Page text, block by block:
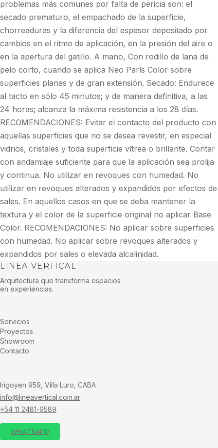
problemas más comunes por falta de pericia son: el
secado prematuro, el empachado de la superficie,
chorreaduras y la diferencia del espesor depositado por
cambios en el ritmo de aplicación, en la presión del aire o
en la apertura del gatillo. A mano, Con rodillo de lana de
pelo corto, cuando se aplica Neo París Color sobre
superficies planas y de gran extensión. Secado: Endurece
al tacto en sólo 45 minutos; y de manera definitiva, a las
24 horas; alcanza la máxima resistencia a los 28 días.
RECOMENDACIONES: Evitar el contacto del producto con
aquellas superficies que no se desea revestir, en especial
vidrios, cristales y toda superficie vítrea o brillante. Contar
con andamiaje suficiente para que la aplicación sea prolija
y continua. No utilizar en revoques con humedad. No
utilizar en revoques alterados y expandidos por efectos de
sales. En aquellos casos en que se deba mantener la
textura y el color de la superficie original no aplicar Base
Color. RECOMENDACIONES: No aplicar sobre superficies
con humedad. No aplicar sobre revoques alterados y
expandidos por sales o elevada alcalinidad.
LINEA VERTICAL
Arquitectura que transforma espacios
en experiencias.
Servicios
Proyectos
Showroom
Contacto
Irigoyen 959, Villa Luro, CABA
info@lineavertical.com.ar
+54 11 2481-9589
WHATSAPP